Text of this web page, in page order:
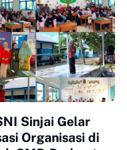
Sinjai Gelar
Organisasi di